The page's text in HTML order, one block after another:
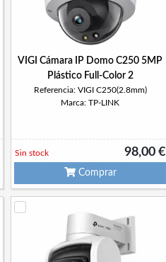
VIGI Cámara IP Domo C250 5MP
Plástico Full-Color 2
Referencia: VIGI C250(2.8mm)
Marca: TP-LINK
98,00 €
Sin stock
Comprar